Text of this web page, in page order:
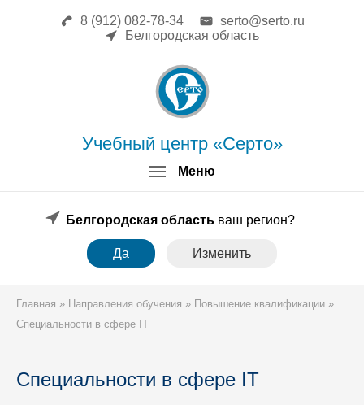
Меню
Учебный центр «Серто»
8 (912) 082-78-34
serto@serto.ru
Белгородская область
Белгородская областьваш регион?
Да Изменить
Главная » Направления обучения » Повышение квалификации »
Специальности в сфере IT
Специальности в сфере IT
Повышение квалификации
Профессиональная переподготовка
Форма заявки
Образец диплома
Аттестация поверителей
Системы менеджмента
Реквизиты
Координаты